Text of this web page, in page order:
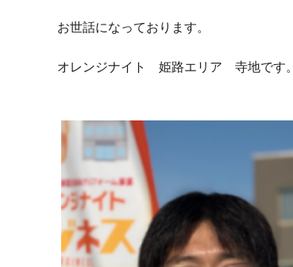
お世話になっております。
オレンジナイト 姫路エリア 寺地です。